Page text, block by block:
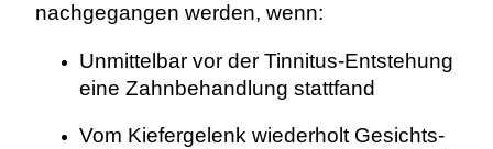
nachgegangen werden, wenn:
Unmittelbar vor der Tinnitus-Entstehung
eine Zahnbehandlung stattfand
Vom Kiefergelenk wiederholt Gesichts-